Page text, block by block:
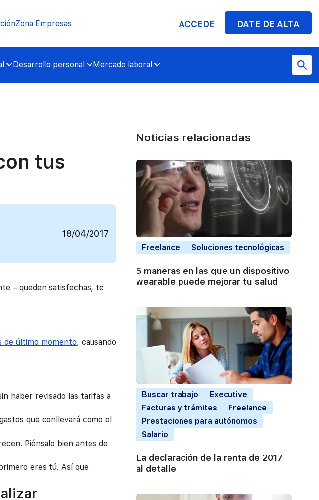
Zona Empresas ACCEDE DATE DE ALTA
Desarrollo personal Mercado laboral
tus
18/04/2017
– queden satisfechas, te
de último momento, causando
haber revisado las tarifas a
que conllevará como el
Piénsalo bien antes de
eres tú. Así que
Noticias relacionadas
Freelance Soluciones tecnológicas
5 maneras en las que un dispositivo
wearable puede mejorar tu salud
Buscar trabajo
Executive
Facturas y trámites
Freelance
Prestaciones para autónomos
Salario
La declaración de la renta de 2017
al detalle